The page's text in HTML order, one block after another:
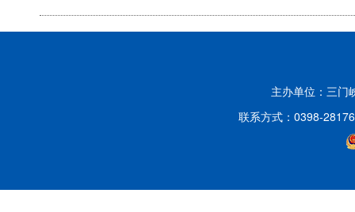
主办单位：三
联系方式：0398-